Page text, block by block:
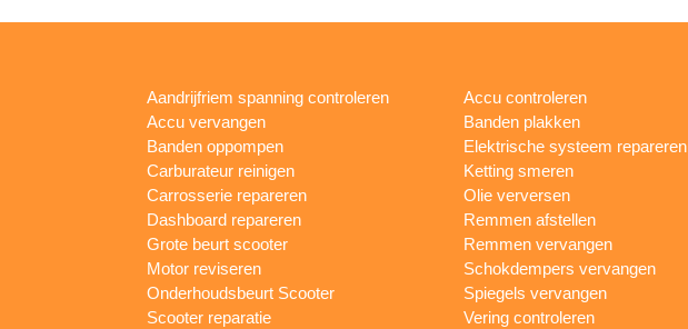
Aandrijfriem spanning controleren
Accu vervangen
Banden oppompen
Carburateur reinigen
Carrosserie repareren
Dashboard repareren
Grote beurt scooter
Motor reviseren
Onderhoudsbeurt Scooter
Scooter reparatie
Accu controleren
Banden plakken
Elektrische systeem repareren
Ketting smeren
Olie verversen
Remmen afstellen
Remmen vervangen
Schokdempers vervangen
Spiegels vervangen
Vering controleren